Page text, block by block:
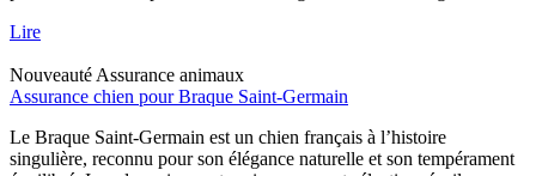
Lire
Nouveauté Assurance animaux
Assurance chien pour Braque Saint-Germain
Le Braque Saint-Germain est un chien français à l’histoire
singulière, reconnu pour son élégance naturelle et son tempérament